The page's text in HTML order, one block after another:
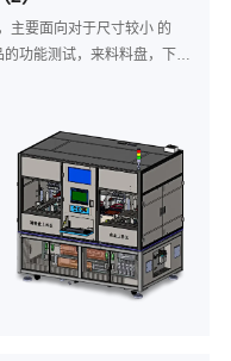
主要面向对于尺寸较小 的
功能测试，来料料盘，下料
以实现料号切换，兼容性